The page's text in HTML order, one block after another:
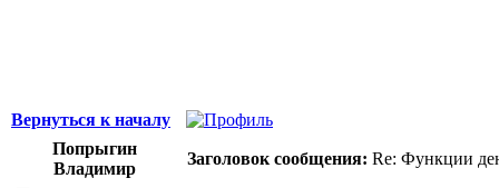
Вернуться к началу
Попрыгин
Владимир
Заголовок сообщения: Re: Функции